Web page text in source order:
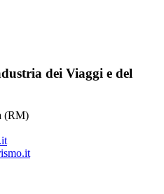
dei Viaggi e del
(RM)